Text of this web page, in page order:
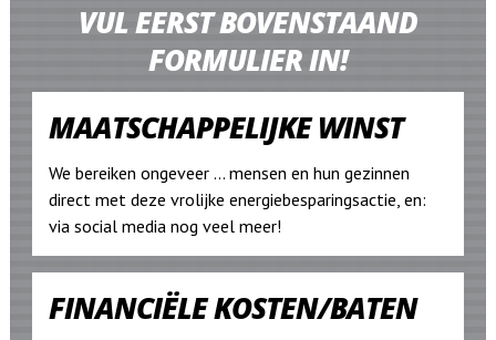
VUL EERST BOVENSTAAND
FORMULIER IN!
MAATSCHAPPELIJKE WINST
We bereiken ongeveer ... mensen en hun gezinnen
direct met deze vrolijke energiebesparingsactie, en:
via social media nog veel meer!
FINANCIËLE KOSTEN/BATEN